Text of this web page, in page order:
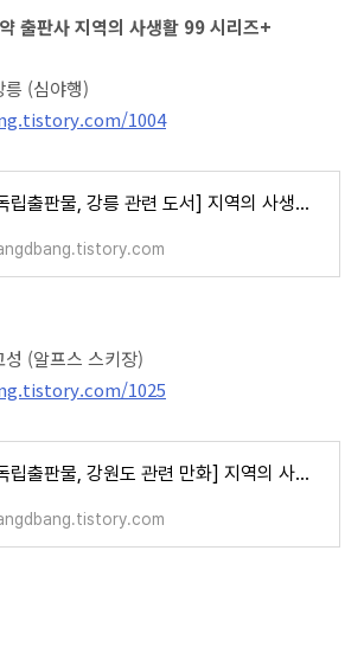
출판사 지역의 사생활 99 시리즈+
(심야행)
1004
[독립출판물, 강릉 관련 도서] 지역의 사생활 99 강릉 (심야행), 황미몽
(알프스 스키장)
1025
[독립출판물, 강원도 관련 만화] 지역의 사생활 99 고성 (알프스 스키장)